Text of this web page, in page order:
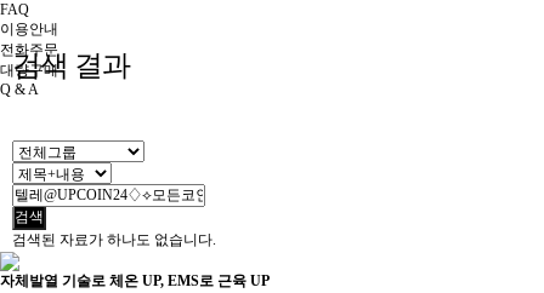
FAQ
이용안내
전화주문
대량구매
Q & A
검색 결과
검색
검색된 자료가 하나도 없습니다.
자체발열 기술로 체온 UP, EMS로 근육 UP